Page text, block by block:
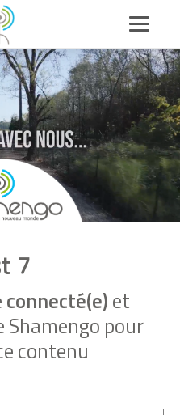
7
connecté(e)et
Shamengo pour
contenu